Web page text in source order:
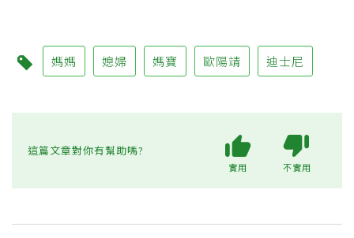
媽媽 媳婦 媽寶 歐陽靖 迪士尼
這篇文章對你有幫助嗎?
實用 不實用